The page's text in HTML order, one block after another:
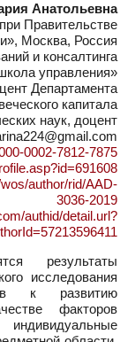
Анатольевна
Правительстве
Москва, Россия
и консалтинга
управления»
Департамента
капитала
наук, доцент
0002-7812-7875
author/rid/AAD-
3036-2019
authid/detail.url?
результаты
исследования
к развитию
факторов